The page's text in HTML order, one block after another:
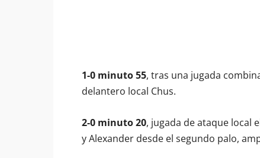
1-0 minuto 55, tras una jugada
delantero local Chus.
2-0 minuto 20, jugada de ataque local
y Alexander desde el segundo palo,